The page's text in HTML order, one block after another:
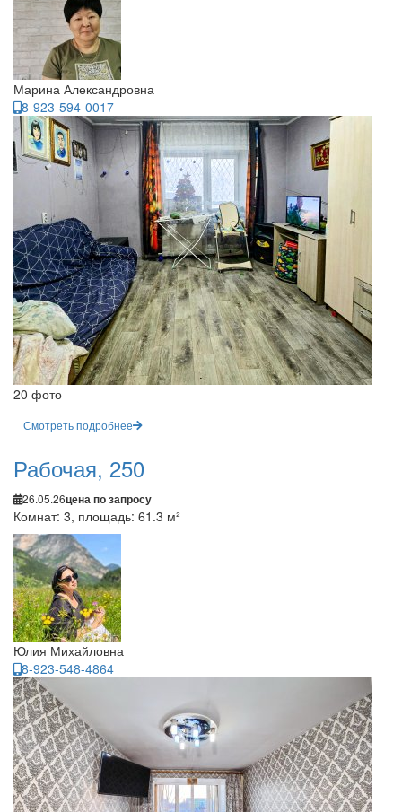
Марина Александровна
8-923-594-0017
20 фото
Смотреть подробнее
Рабочая, 250
26.05.26цена по запросу
Комнат: 3, площадь: 61.3 м²
Юлия Михайловна
8-923-548-4864